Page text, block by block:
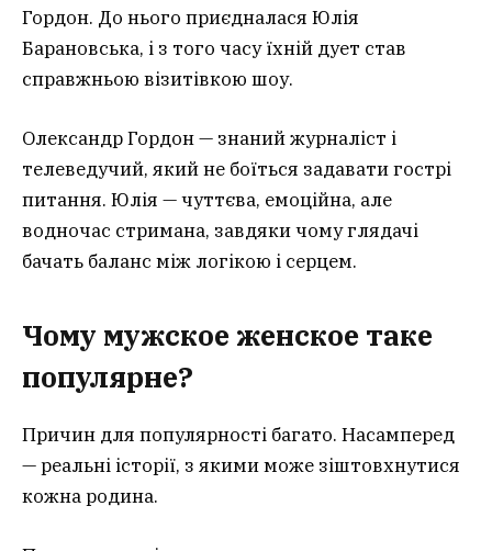
Гордон. До нього приєдналася Юлія
Барановська, і з того часу їхній дует став
справжньою візитівкою шоу.
Олександр Гордон — знаний журналіст і
телеведучий, який не боїться задавати гострі
питання. Юлія — чуттєва, емоційна, але
водночас стримана, завдяки чому глядачі
бачать баланс між логікою і серцем.
Чому мужское женское таке
популярне?
Причин для популярності багато. Насамперед
— реальні історії, з якими може зіштовхнутися
кожна родина.